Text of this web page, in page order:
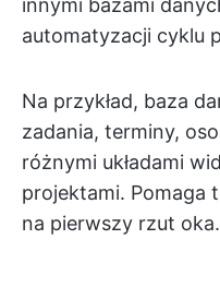
innymi bazami
automatyzacji cyklu
Na przykład, baza
zadania, terminy,
różnymi układami
projektami. Pomaga
na pierwszy rzut oka.